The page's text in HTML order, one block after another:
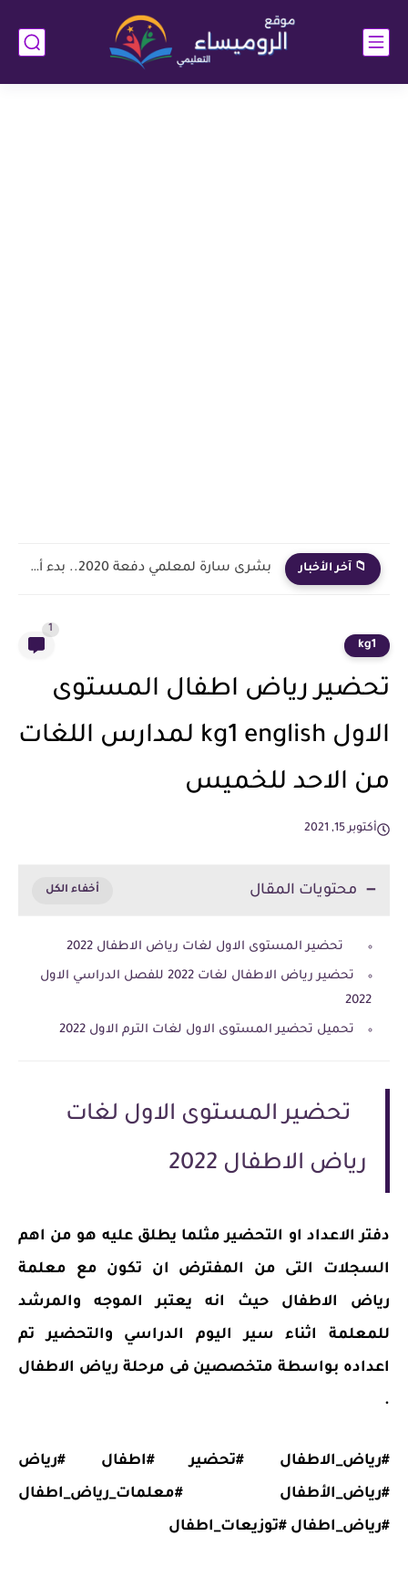
📁 آخر الأخبار بشرى سارة لمعلمي دفعة 2020.. بدء أول خطوة رسمية في...
kg1
1
تحضير رياض اطفال المستوى
الاول kg1 english لمدارس اللغات
من الاحد للخميس
أكتوبر 15, 2021
محتويات المقال
تحضير المستوى الاول لغات رياض الاطفال 2022
تحضير رياض الاطفال لغات 2022 للفصل الدراسي الاول
2022
تحميل تحضير المستوى الاول لغات الترم الاول 2022
تحضير المستوى الاول لغات
رياض الاطفال 2022
دفتر الاعداد او التحضير مثلما يطلق عليه هو من اهم
السجلات التى من المفترض ان تكون مع معلمة
رياض الاطفال حيث انه يعتبر الموجه والمرشد
للمعلمة اثناء سير اليوم الدراسي والتحضير تم
اعداده بواسطة متخصصين فى مرحلة رياض الاطفال
.
#رياض_الاطفال #تحضير #اطفال #رياض
#رياض_الأطفال #معلمات_رياض_اطفال
#رياض_اطفال #توزيعات_اطفال